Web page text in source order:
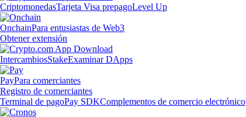
CriptomonedasTarjeta Visa prepagoLevel Up
OnchainPara entusiastas de Web3
Obtener extensión
IntercambiosStakeExaminar DApps
PayPara comerciantes
Registro de comerciantes
Terminal de pagoPay SDKComplementos de comercio electrónico